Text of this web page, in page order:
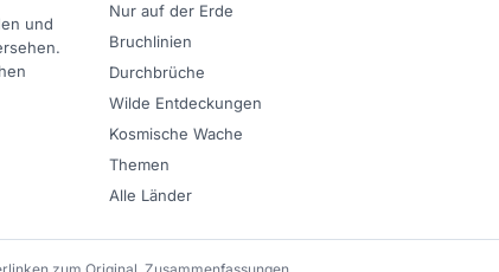
und
Nur auf der Erde
Bruchlinien
Durchbrüche
Wilde Entdeckungen
Kosmische Wache
Themen
Alle Länder